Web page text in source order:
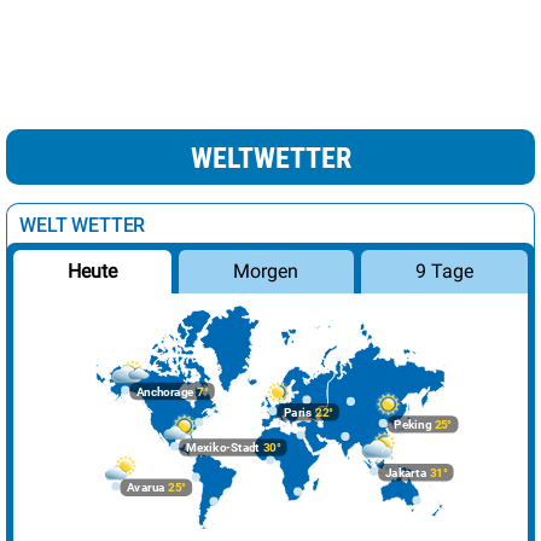
Podgorica 27° sonnig 10%
Prag 14° heiter 12%
Reykjavik leichte Regenschauer
6° leichte Schneeschauer
19° sonnig
22° sonnig
24° sonnig
21° sonnig
WELTWETTER
WELT WETTER
Heute Morgen 9 Tage
Mexiko-Stadt30°
Jakarta31°
Anchorage7°
Peking25°
Avarua 25°
Paris 22°